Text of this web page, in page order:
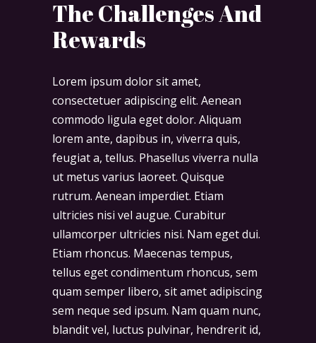
The Challenges And
Rewards
Lorem ipsum dolor sit amet,
consectetuer adipiscing elit. Aenean
commodo ligula eget dolor. Aliquam
lorem ante, dapibus in, viverra quis,
feugiat a, tellus. Phasellus viverra nulla
ut metus varius laoreet. Quisque
rutrum. Aenean imperdiet. Etiam
ultricies nisi vel augue. Curabitur
ullamcorper ultricies nisi. Nam eget dui.
Etiam rhoncus. Maecenas tempus,
tellus eget condimentum rhoncus, sem
quam semper libero, sit amet adipiscing
sem neque sed ipsum. Nam quam nunc,
blandit vel, luctus pulvinar, hendrerit id,